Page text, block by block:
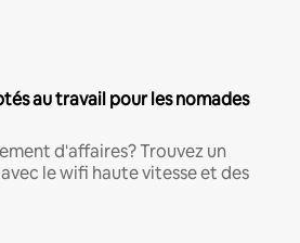
au travail pour les nomades
d'affaires? Trouvez un
le wifi haute vitesse et des